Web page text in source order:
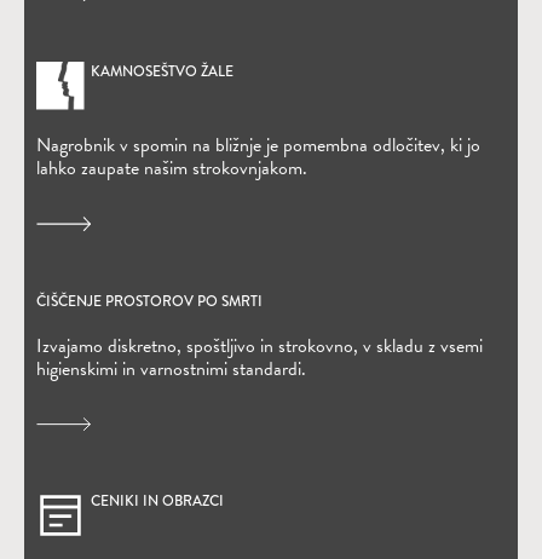
KAMNOSEŠTVO ŽALE
Nagrobnik v spomin na bližnje je pomembna odločitev, ki jo
lahko zaupate našim strokovnjakom.
ČIŠČENJE PROSTOROV PO SMRTI
Izvajamo diskretno, spoštljivo in strokovno, v skladu z vsemi
higienskimi in varnostnimi standardi.
CENIKI IN OBRAZCI